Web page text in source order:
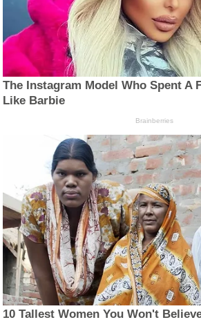
The Instagram Model Who Spent A
Like Barbie
Brainberries
10 Tallest Women You Won't